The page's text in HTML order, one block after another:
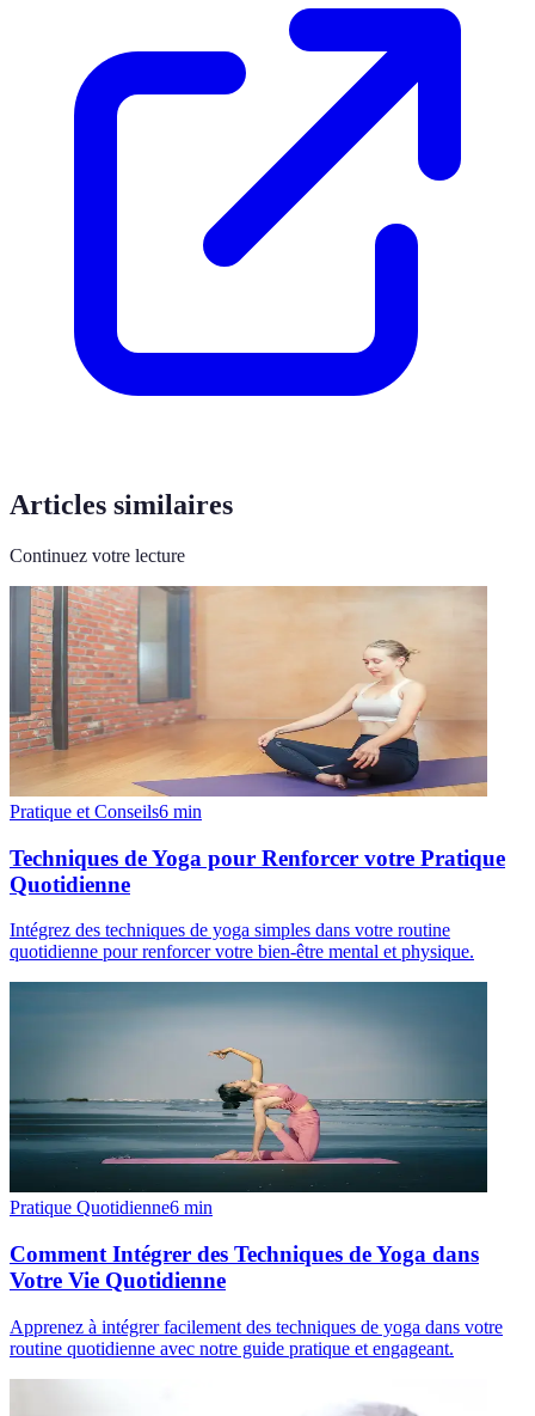
Articles similaires
Continuez votre lecture
Pratique et Conseils6 min
Techniques de Yoga pour Renforcer votre Pratique
Quotidienne
Intégrez des techniques de yoga simples dans votre routine
quotidienne pour renforcer votre bien-être mental et physique.
Pratique Quotidienne6 min
Comment Intégrer des Techniques de Yoga dans
Votre Vie Quotidienne
Apprenez à intégrer facilement des techniques de yoga dans votre
routine quotidienne avec notre guide pratique et engageant.